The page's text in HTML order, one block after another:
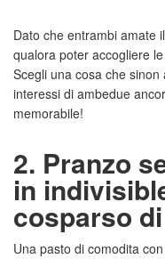
Dato che entrambi amate
qualora poter accogliere
Scegli una cosa che sinon
interessi di ambedue
memorabile!
2. Pranzo
in
cosparso
Una pasto di comodita